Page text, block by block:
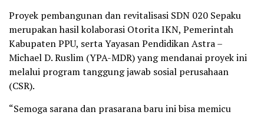
Proyek pembangunan dan revitalisasi SDN 020 Sepaku
merupakan hasil kolaborasi Otorita IKN, Pemerintah
Kabupaten PPU, serta Yayasan Pendidikan Astra –
Michael D. Ruslim (YPA-MDR) yang mendanai proyek ini
melalui program tanggung jawab sosial perusahaan
(CSR).
“Semoga sarana dan prasarana baru ini bisa memicu